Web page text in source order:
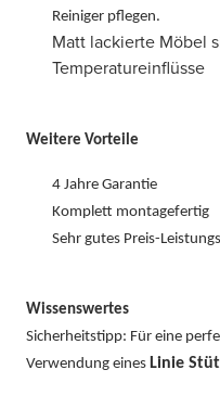
Reiniger pflegen.
Matt lackierte Möbel
Temperatureinflüsse
Weitere Vorteile
4 Jahre Garantie
Komplett montagefertig
Sehr gutes Preis-
Wissenswertes
Sicherheitstipp: Für eine
Verwendung eines Linie